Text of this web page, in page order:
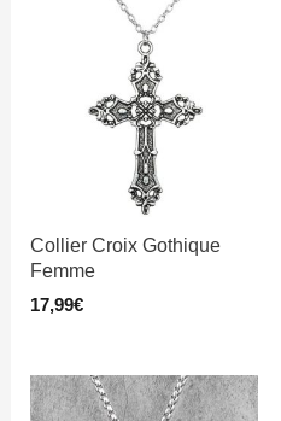
Collier Croix Gothique
Femme
17,99€